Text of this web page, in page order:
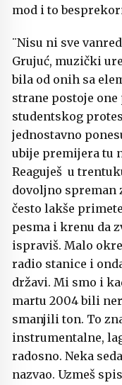
mod i to
¨Nisu ni sve
Grujuć, muzički
bila od onih sa
strane postoje
studentskog
jednostavno
ubije premijera tu
Reaguješ u
dovoljno spreman
često lakše
pesma i krenu da
ispraviš. Malo
radio stanice i
državi. Mi smo i
martu 2004 bili
smanjili ton. To
instrumentalne,
radosno. Neka
nazvao. Uzmeš